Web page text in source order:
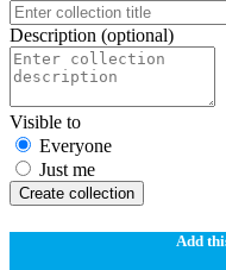
Description (optional)
Visible to
Everyone
Just me
Create collection
Add